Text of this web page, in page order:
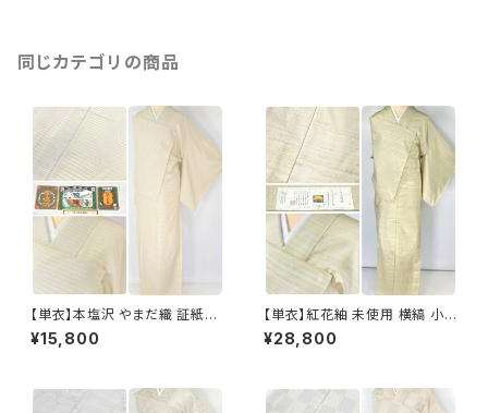
同じカテゴリの商品
【単衣】本塩沢 やまだ織 証紙付
き 横縞 小紋 正絹 クリーム色 1
350
¥15,800
【単衣】紅花紬 未使用 横縞 小
紋 正絹 黄緑 青 ピンク 薄柳 13
22
¥28,800